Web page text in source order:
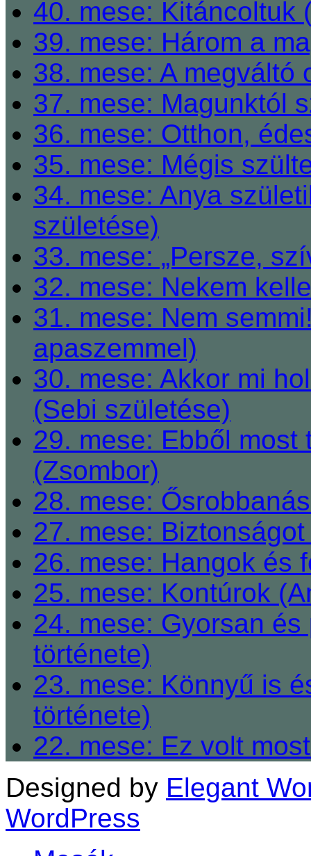
40. mese: Kitáncoltuk
39. mese: Három a
38. mese: A megváltó
37. mese: Magunktól
36. mese: Otthon,
35. mese: Mégis
34. mese: Anya
születése)
33. mese: „Persze,
32. mese: Nekem
31. mese: Nem
apaszemmel)
30. mese: Akkor mi
(Sebi születése)
29. mese: Ebből
(Zsombor)
28. mese:
27. mese:
26. mese: Hangok és
25. mese: Kontúrok
24. mese: Gyorsan
története)
23. mese: Könnyű is
története)
22. mese: Ez volt
Designed by Elegant
WordPress